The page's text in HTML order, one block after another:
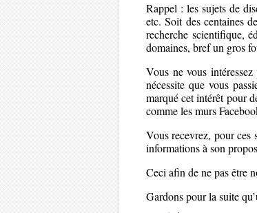
Rappel : les sujets de
etc. Soit des centaines
recherche scientifique,
domaines, bref un gros
Vous ne vous
nécessite que vous
marqué cet intérêt pour
comme les murs
Vous recevrez, pour ces
informations à son
Ceci afin de ne pas être
Gardons pour la suite